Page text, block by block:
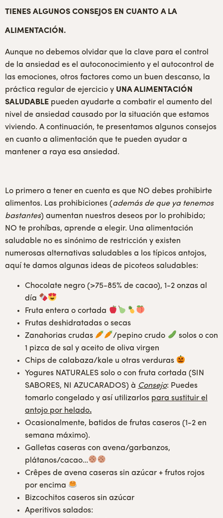
TIENES ALGUNOS CONSEJOS EN CUANTO A LA
ALIMENTACIÓN.
Aunque no debemos olvidar que la clave para el control
de la ansiedad es el autoconocimiento y el autocontrol de
las emociones, otros factores como un buen descanso, la
práctica regular de ejercicio y UNA ALIMENTACIÓN
SALUDABLE pueden ayudarte a combatir el aumento del
nivel de ansiedad causado por la situación que estamos
viviendo. A continuación, te presentamos algunos consejos
en cuanto a alimentación que te pueden ayudar a
mantener a raya esa ansiedad.
Lo primero a tener en cuenta es que NO debes prohibirte
alimentos. Las prohibiciones (además de que ya tenemos
bastantes) aumentan nuestros deseos por lo prohibido;
NO te prohíbas, aprende a elegir. Una alimentación
saludable no es sinónimo de restricción y existen
numerosas alternativas saludables a los típicos antojos,
aquí te damos algunas ideas de picoteos saludables:
Chocolate negro (>75-85% de cacao), 1-2 onzas al
día
Fruta entera o cortada
Frutas deshidratadas o secas
Zanahorias crudas
/pepino crudo
solos o con
1 pizca de sal y aceito de oliva virgen
Chips de calabaza/kale u otras verduras
Yogures NATURALES solo o con fruta cortada (SIN
SABORES, NI AZUCARADOS) à Consejo: Puedes
tomarlo congelado y así utilizarlos para sustituir el
antojo por helado.
Ocasionalmente, batidos de frutas caseros (1-2 en
semana máximo).
Galletas caseras con avena/garbanzos,
plátanos/cacao…
Crêpes de avena caseras sin azúcar + frutos rojos
por encima
Bizcochitos caseros sin azúcar
Aperitivos salados: